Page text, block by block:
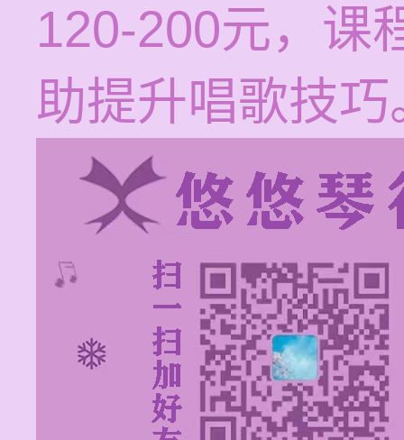
120-200元，课
助提升唱歌技巧